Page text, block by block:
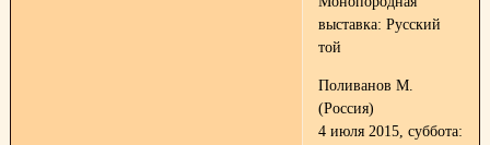
выставка: Русский
той
Поливанов М.
(Россия)
4 июля 2015, суббота: